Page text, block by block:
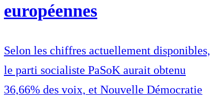
européennes
Selon les chiffres actuellement disponibles,
le parti socialiste PaSoK aurait obtenu
36,66% des voix, et Nouvelle Démocratie